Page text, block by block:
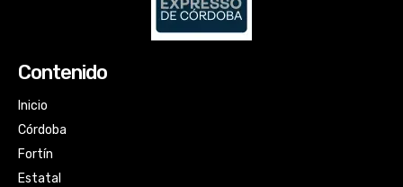
Contenido
Inicio
Córdoba
Fortín
Estatal